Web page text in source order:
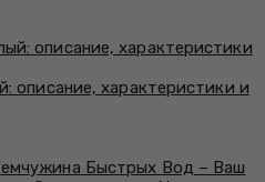
описание, характеристики и